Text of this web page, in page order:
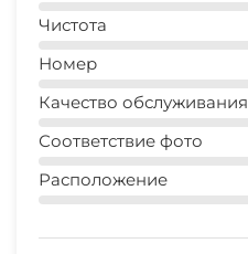
Чистота
Номер
Качество обслуживания
Соответствие фото
Расположение